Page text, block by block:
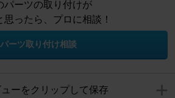
パーツの取り付けが
思ったら、プロに相談！
パーツ取り付け相談
ーをクリップして保存